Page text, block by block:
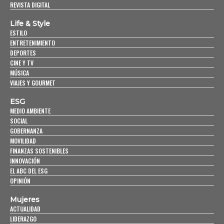
REVISTA DIGITAL
Life & Style
ESTILO
ENTRETENIMIENTO
DEPORTES
CINE Y TV
MÚSICA
VIAJES Y GOURMET
ESG
MEDIO AMBIENTE
SOCIAL
GOBERNANZA
MOVILIDAD
FINANZAS SOSTENIBLES
INNOVACIÓN
EL ABC DEL ESG
OPINIÓN
Mujeres
ACTUALIDAD
LIDERAZGO